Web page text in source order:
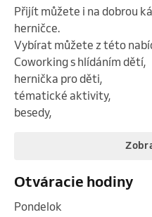
Přijít můžete i na dobrou
herničce.
Vybírat můžete z této
Coworking s hlídáním dětí,
hernička pro děti,
tématické aktivity,
besedy,
Otváracie hodiny
pondelok